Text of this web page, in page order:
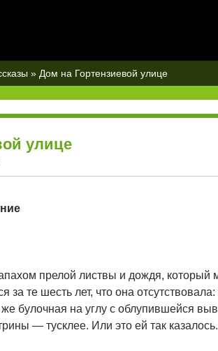
» Дом на Гортензиевой улице
улице
прелой листвы и дождя, который
за те шесть лет, что она
булочная на углу с облупившейся
— тусклее. Или это ей так казалось.